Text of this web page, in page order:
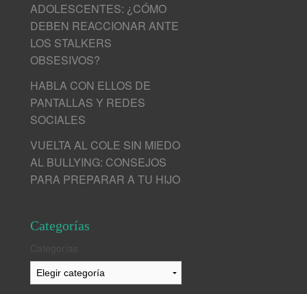
ADOLESCENTES: ¿CÓMO
DEBEN REACCIONAR ANTE
LOS STALKERS
OBSESIVOS?
HABLA CON ELLOS DE
PANTALLAS Y REDES
SOCIALES
VUELTA AL COLE SIN MIEDO
AL BULLYING: CONSEJOS
PARA PREPARAR A TU HIJO
Categorías